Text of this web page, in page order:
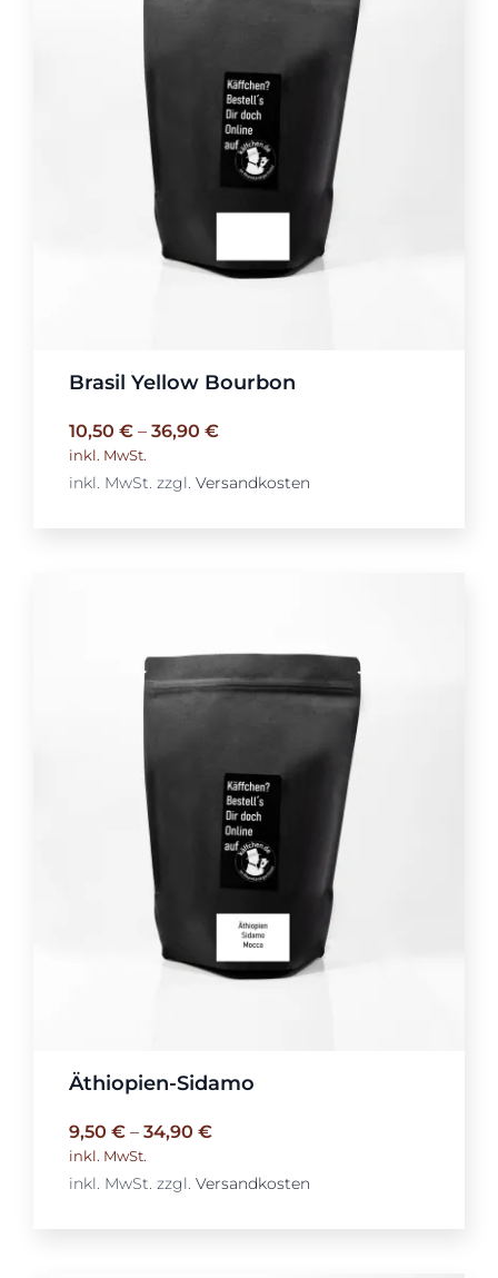
Brasil Yellow Bourbon
10,50 €– 36,90 €
inkl. MwSt.
inkl. MwSt. zzgl. Versandkosten
Äthiopien-Sidamo
9,50 €– 34,90 €
inkl. MwSt.
inkl. MwSt. zzgl. Versandkosten